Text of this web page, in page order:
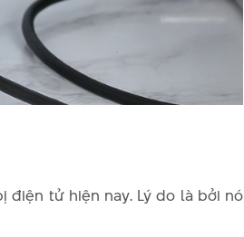
tử hiện nay. Lý do là bởi nó